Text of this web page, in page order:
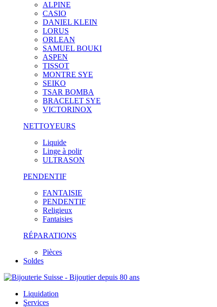
ALPINE
CASIO
DANIEL KLEIN
LORUS
ORLEAN
SAMUEL BOUKI
ASPEN
TISSOT
MONTRE SYE
SEIKO
TSAR BOMBA
BRACELET SYE
VICTORINOX
NETTOYEURS
Liquide
Linge à polir
ULTRASON
PENDENTIF
FANTAISIE
PENDENTIF
Religieux
Fantaisies
RÉPARATIONS
Pièces
Soldes
Liquidation
Services